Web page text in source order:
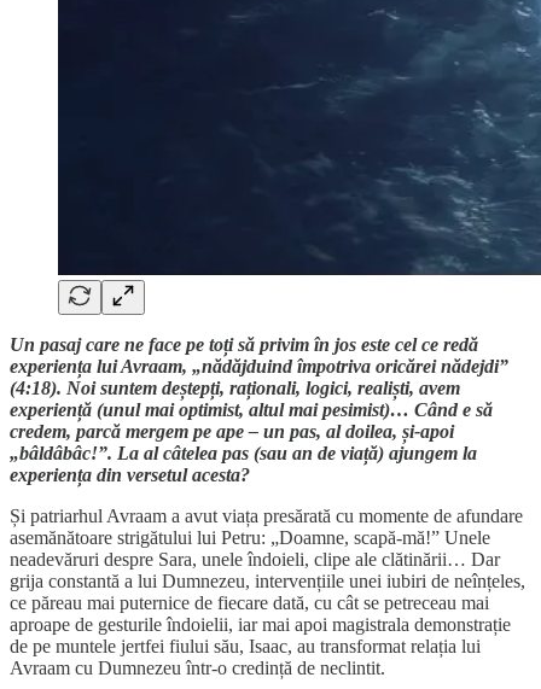
Un pasaj care ne face pe toți să privim în jos este cel ce redă
experiența lui Avraam, „nădăjduind împotriva oricărei nădejdi”
(4:18). Noi suntem deștepți, raționali, logici, realiști, avem
experiență (unul mai optimist, altul mai pesimist)… Când e să
credem, parcă mergem pe ape – un pas, al doilea, și-apoi
„bâldâbâc!”. La al câtelea pas (sau an de viață) ajungem la
experiența din versetul acesta?
Și patriarhul Avraam a avut viața presărată cu momente de afundare
asemănătoare strigătului lui Petru: „Doamne, scapă-mă!” Unele
neadevăruri despre Sara, unele îndoieli, clipe ale clătinării… Dar
grija constantă a lui Dumnezeu, intervențiile unei iubiri de neînțeles,
ce păreau mai puternice de fiecare dată, cu cât se petreceau mai
aproape de gesturile îndoielii, iar mai apoi magistrala demonstrație
de pe muntele jertfei fiului său, Isaac, au transformat relația lui
Avraam cu Dumnezeu într-o credință de neclintit.